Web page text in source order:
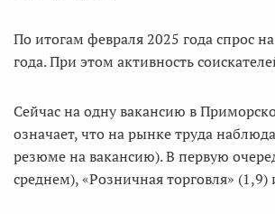
По итогам февраля 2025 года спрос
года. При этом активность
Сейчас на одну вакансию в
означает, что на рынке труда
резюме на вакансию). В первую
среднем), «Розничная торговля»